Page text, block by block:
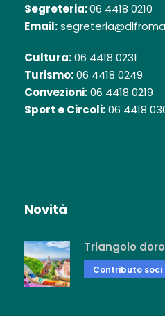
Segreteria:06 4418 0210
Email:
Cultura:06 4418 0231
Turismo:06 4418 0249
Convezioni:06 4418 0219
Sport e Circoli:06 4418
Novità
Triangolo
Contributo soci